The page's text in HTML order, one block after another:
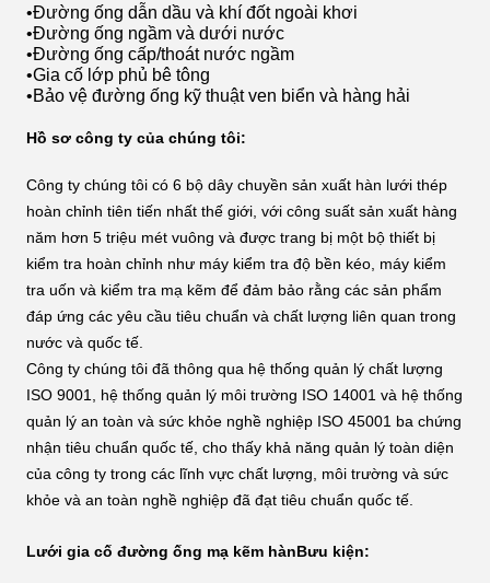
•Đường ống dẫn dầu và khí đốt ngoài khơi
•Đường ống ngầm và dưới nước
•Đường ống cấp/thoát nước ngầm
•Gia cố lớp phủ bê tông
•Bảo vệ đường ống kỹ thuật ven biển và hàng hải
Hồ sơ công ty của chúng tôi:
Công ty chúng tôi có 6 bộ dây chuyền sản xuất hàn lưới thép
hoàn chỉnh tiên tiến nhất thế giới, với công suất sản xuất hàng
năm hơn 5 triệu mét vuông và được trang bị một bộ thiết bị
kiểm tra hoàn chỉnh như máy kiểm tra độ bền kéo, máy kiểm
tra uốn và kiểm tra mạ kẽm để đảm bảo rằng các sản phẩm
đáp ứng các yêu cầu tiêu chuẩn và chất lượng liên quan trong
nước và quốc tế.
Công ty chúng tôi đã thông qua hệ thống quản lý chất lượng
ISO 9001, hệ thống quản lý môi trường ISO 14001 và hệ thống
quản lý an toàn và sức khỏe nghề nghiệp ISO 45001 ba chứng
nhận tiêu chuẩn quốc tế, cho thấy khả năng quản lý toàn diện
của công ty trong các lĩnh vực chất lượng, môi trường và sức
khỏe và an toàn nghề nghiệp đã đạt tiêu chuẩn quốc tế.
Lưới gia cố đường ống mạ kẽm hànBưu kiện: